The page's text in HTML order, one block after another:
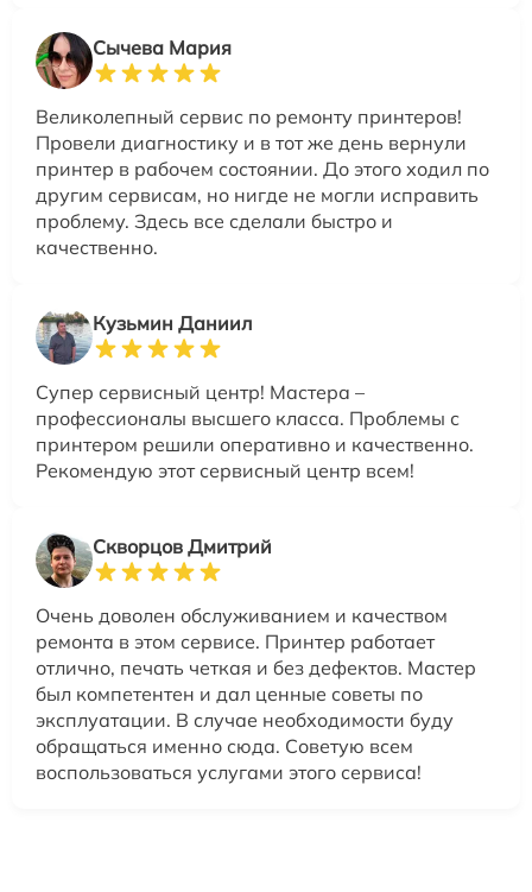
Сычева Мария
Великолепный сервис по ремонту принтеров!
Провели диагностику и в тот же день вернули
принтер в рабочем состоянии. До этого ходил по
другим сервисам, но нигде не могли исправить
проблему. Здесь все сделали быстро и
качественно.
Кузьмин Даниил
Супер сервисный центр! Мастера –
профессионалы высшего класса. Проблемы с
принтером решили оперативно и качественно.
Рекомендую этот сервисный центр всем!
Скворцов Дмитрий
Очень доволен обслуживанием и качеством
ремонта в этом сервисе. Принтер работает
отлично, печать четкая и без дефектов. Мастер
был компетентен и дал ценные советы по
эксплуатации. В случае необходимости буду
обращаться именно сюда. Советую всем
воспользоваться услугами этого сервиса!